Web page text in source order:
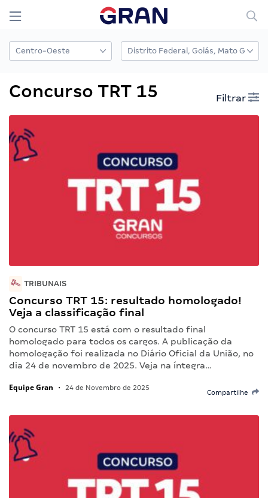
Concurso TRT 15 Filtrar
TRIBUNAIS
Concurso TRT 15: resultado homologado!
Veja a classificação final
O concurso TRT 15 está com o resultado final
homologado para todos os cargos. A publicação da
homologação foi realizada no Diário Oficial da União, no
dia 24 de novembro de 2025. Veja na íntegra…
Equipe Gran • 24 de Novembro de 2025
Compartilhe